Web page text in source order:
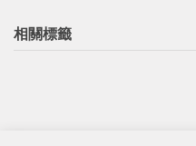
相關標籤